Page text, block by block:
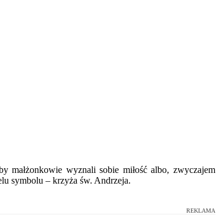
wyznali sobie miłość albo, zwyczajem
symbolu – krzyża św. Andrzeja.
REKLAMA